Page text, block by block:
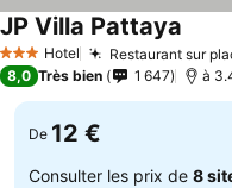
3 ÉtoilesHotel Restaurant sur
JP Villa Pattaya
8,0 Très bien 1 647 à
De 12 €
Consulter les prix de 8